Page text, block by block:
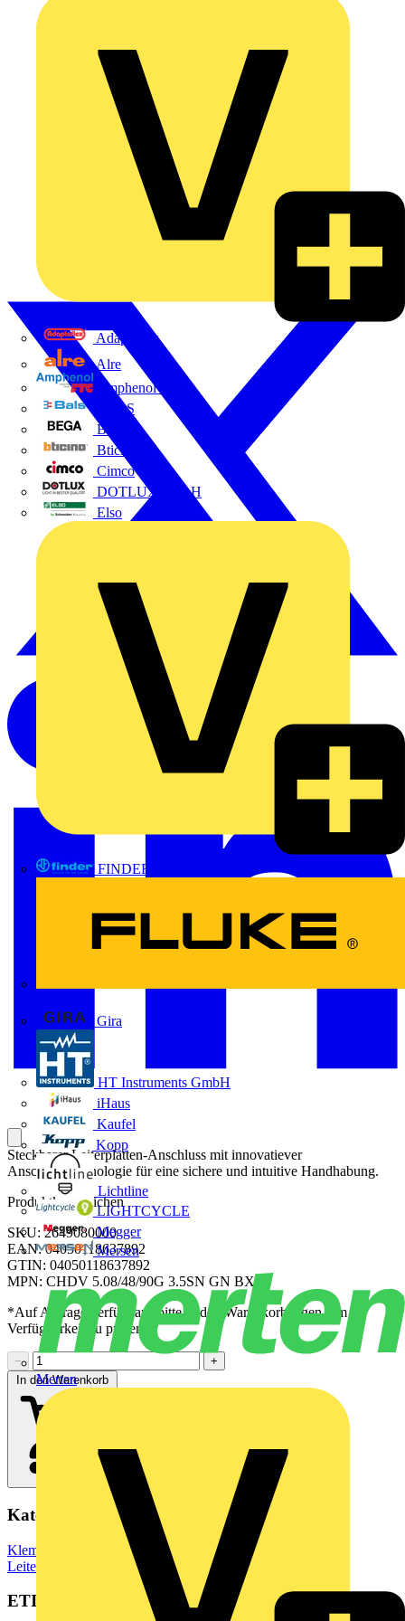
Adaptaflex
Alre
Amphenol FTG
BALS
Bega
Bticino
Cimco
DOTLUX GmbH
Elso
FINDER
Gira
HT Instruments GmbH
iHaus
Kaufel
Kopp
Lichtline
LIGHTCYCLE
Megger
Mersen
Merten
Steckbarer Leiterplatten-Anschluss mit innovatiever
Anschlusstechnologie für eine sichere und intuitive Handhabung.
Produktkennzeichen
SKU: 2649080000
EAN: 04050118637892
GTIN: 04050118637892
MPN: CHDV 5.08/48/90G 3.5SN GN BX
*Auf Anfrage verfügbar - bitte in den Warenkorb legen, um
Verfügbarkeit zu prüfen
−
+
In den Warenkorb
Kategorien
Klemmen, Steckverbinder & Verbindungselemente
Leiterplattensteckverbinder
ETIM Group